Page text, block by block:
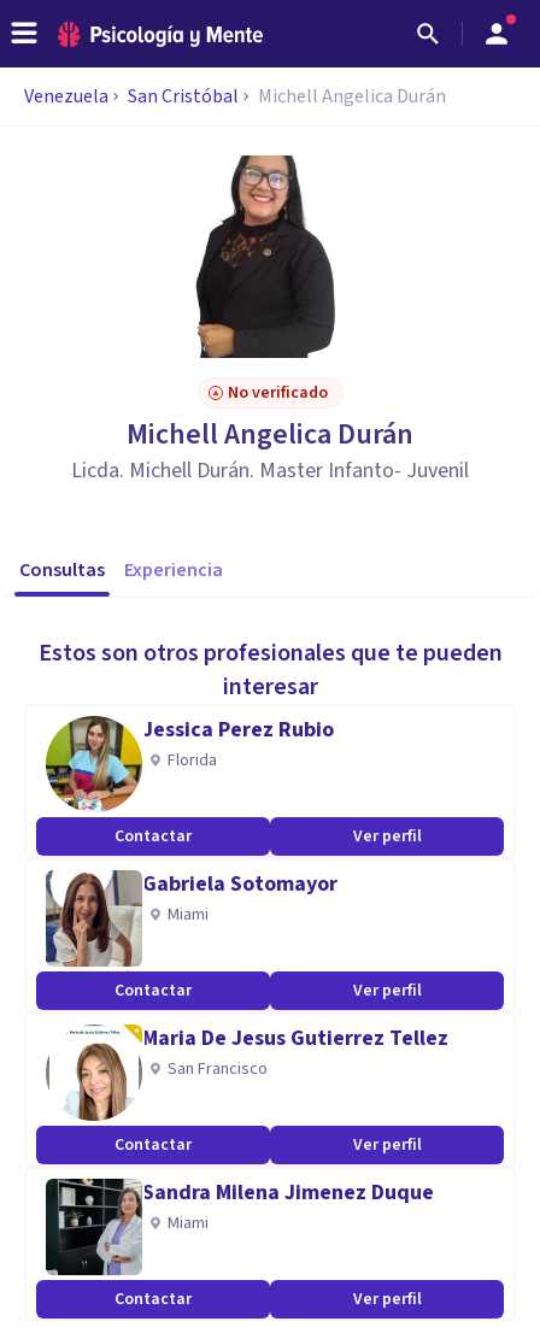
Venezuela San Cristóbal Michell Angelica Durán
No verificado
Michell Angelica Durán
Licda. Michell Durán. Master Infanto- Juvenil
Consultas Experiencia
Estos son otros profesionales que te pueden
interesar
Jessica Perez Rubio
Florida
Contactar Ver perfil
Gabriela Sotomayor
Miami
Contactar Ver perfil
Maria De Jesus Gutierrez Tellez
San Francisco
Contactar Ver perfil
Sandra Milena Jimenez Duque
Miami
Contactar Ver perfil